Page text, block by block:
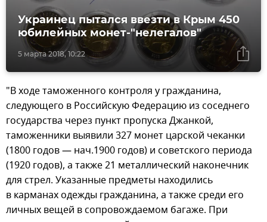
5 марта 2018, 10:22
Украинец пытался ввезти в Крым 450
юбилейных монет-"нелегалов"
"В ходе таможенного контроля у гражданина,
следующего в Российскую Федерацию из соседнего
государства через пункт пропуска Джанкой,
таможенники выявили 327 монет царской чеканки
(1800 годов — нач.1900 годов) и советского периода
(1920 годов), а также 21 металлический наконечник
для стрел. Указанные предметы находились
в карманах одежды гражданина, а также среди его
личных вещей в сопровождаемом багаже. При